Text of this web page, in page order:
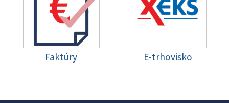
Faktúry E-trhovisko